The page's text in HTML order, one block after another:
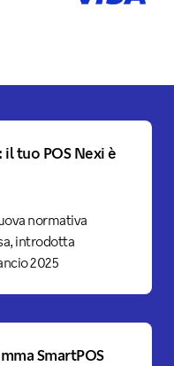
il tuo POS Nexi è
normativa
introdotta
2025
SmartPOS